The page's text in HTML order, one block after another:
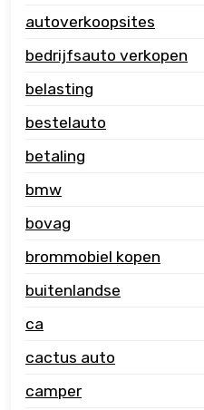
autoverkoopsites
bedrijfsauto verkopen
belasting
bestelauto
betaling
bmw
bovag
brommobiel kopen
buitenlandse
ca
cactus auto
camper